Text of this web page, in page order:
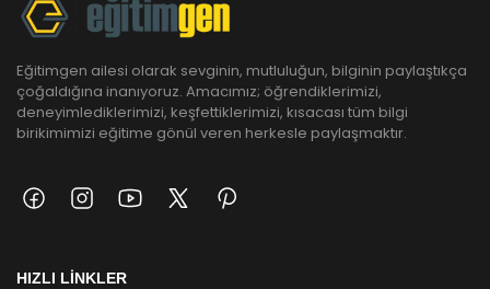
Eğitimgen ailesi olarak sevginin, mutluluğun, bilginin paylaştıkça
çoğaldığına inanıyoruz. Amacımız; öğrendiklerimizi,
deneyimlediklerimizi, keşfettiklerimizi, kısacası tüm bilgi
birikimimizi eğitime gönül veren herkesle paylaşmaktır.
HIZLI LİNKLER